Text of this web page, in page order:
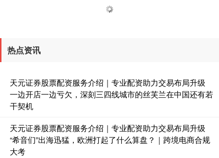
热点资讯
天元证券股票配资服务介绍｜专业配资助力交易布局升级
一边开店一边亏欠，深刻三四线城市的丝芙兰在中国还有若
干契机
天元证券股票配资服务介绍｜专业配资助力交易布局升级
“希音们”出海迅猛，欧洲打起了什么算盘？｜跨境电商合规
大考